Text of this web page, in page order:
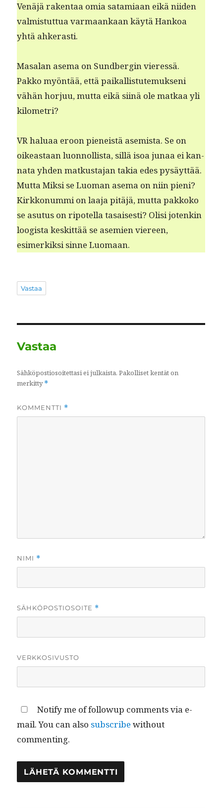
Venäjä rak­en­taa omia satami­aan eikä niiden
valmis­tut­tua var­maankaan käytä Han­koa
yhtä ahkerasti.
Masalan ase­ma on Sund­ber­gin vier­essä.
Pakko myön­tää, että paikallis­tute­muk­seni
vähän hor­juu, mut­ta eikä siinä ole matkaa yli
kilometri?
VR halu­aa eroon pieneistä asemista. Se on
oikeas­t­aan luon­nol­lista, sil­lä isoa junaa ei kan­
na­ta yhden matkus­ta­jan takia edes pysäyt­tää.
Mut­ta Mik­si se Luo­man ase­ma on niin pieni?
Kirkkon­um­mi on laa­ja pitäjä, mut­ta pakkoko
se asu­tus on ripotel­la tasais­es­ti? Olisi jotenkin
loogista keskit­tää se asemien viereen,
esimerkik­si sinne Luomaan.
Vastaa
Vastaa
Sähköpostiosoitettasi ei julkaista. Pakolliset kentät on
merkitty*
KOMMENTTI *
NIMI *
SÄHKÖPOSTIOSOITE *
VERKKOSIVUSTO
Notify me of followup comments via e-
mail. You can also subscribe without
commenting.